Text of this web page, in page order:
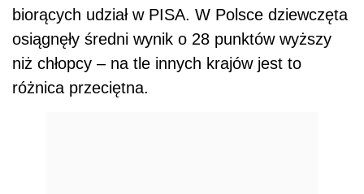
biorących udział w PISA. W Polsce dziewczęta
osiągnęły średni wynik o 28 punktów wyższy
niż chłopcy – na tle innych krajów jest to
różnica przeciętna.